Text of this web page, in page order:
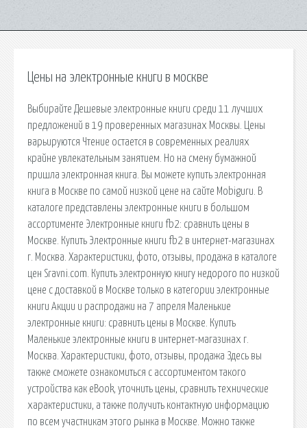
Цены на электронные книги в москве
Выбирайте Дешевые электронные книги среди 11 лучших
предложений в 19 проверенных магазинах Москвы. Цены
варьируются Чтение остается в современных реалиях
крайне увлекательным занятием. Но на смену бумажной
пришла электронная книга. Вы можете купить электронная
книга в Москве по самой низкой цене на сайте Mobiguru. В
каталоге представлены электронные книги в большом
ассортименте Электронные книги fb2: сравнить цены в
Москве. Купить Электронные книги fb2 в интернет-магазинах
г. Москва. Характеристики, фото, отзывы, продажа в каталоге
цен Sravni.com. Купить электронную книгу недорого по низкой
цене с доставкой в Москве только в категории электронные
книги Акции и распродажи на 7 апреля Маленькие
электронные книги: сравнить цены в Москве. Купить
Маленькие электронные книги в интернет-магазинах г.
Москва. Характеристики, фото, отзывы, продажа Здесь вы
также сможете ознакомиться с ассортиментом такого
устройства как eBook, уточнить цены, сравнить технические
характеристики, а также получить контактную информацию
по всем участникам этого рынка в Москве. Можно также